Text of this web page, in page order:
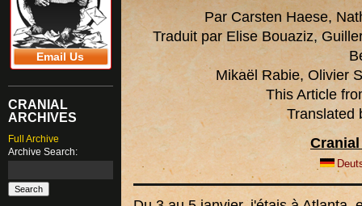
Email Us
CRANIAL
ARCHIVES
Full Archive
Archive Search:
Par Carsten Haese,
Traduit par Elise Bouaziz,
Mikaël Rabie, Olivier
This Article
Translated